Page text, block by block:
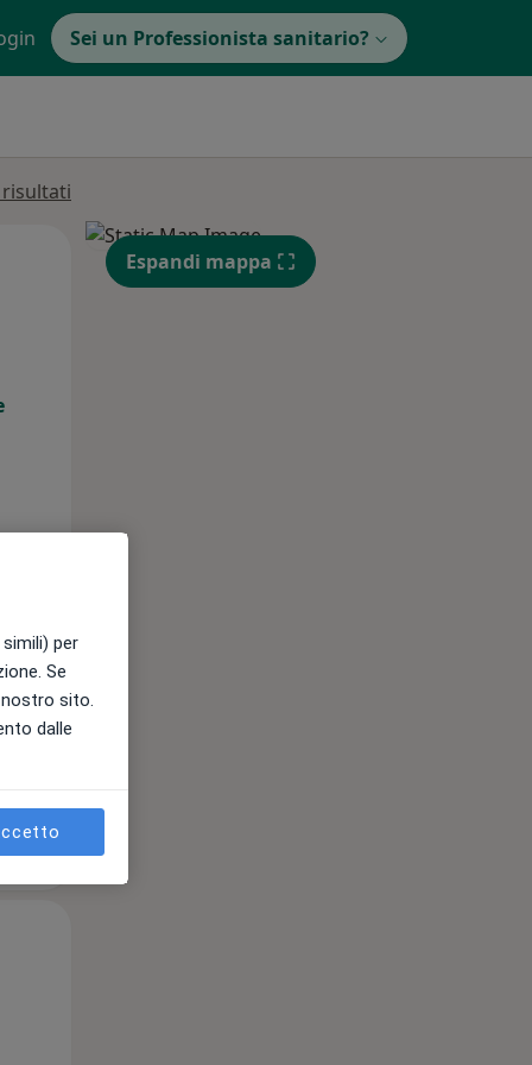
Sei un Professionista sanitario?
Mar, Mer,
12 Ago
10 Ago
Espandi mappa
per
Se
sito.
dalle